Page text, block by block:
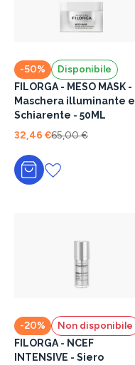
-50% Disponibile
FILORGA - MESO MASK -
Maschera illuminante e
Schiarente - 50ML
32,46 €65,00 €
Aggiungi al carrello
-20% Non disponibile
FILORGA - NCEF
INTENSIVE - Siero